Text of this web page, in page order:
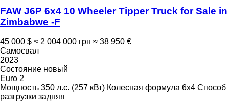
FAW J6P 6x4 10 Wheeler Tipper Truck for Sale in
Zimbabwe -F
45 000 $ ≈ 2 004 000 грн ≈ 38 950 €
Самосвал
2023
Состояние новый
Euro 2
Мощность 350 л.с. (257 кВт) Колесная формула 6x4 Способ
разгрузки задняя